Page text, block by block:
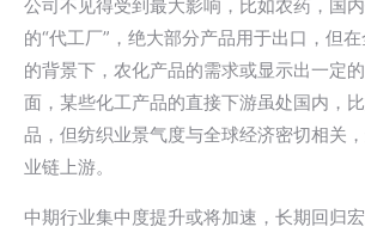
公司不见得受到最大影响，比如农药，国
的“代工厂”，绝大部分产品用于出口，但
的背景下，农化产品的需求或显示出一定
面，某些化工产品的直接下游虽处国内，
品，但纺织业景气度与全球经济密切相关
业链上游。
中期行业集中度提升或将加速，长期回归